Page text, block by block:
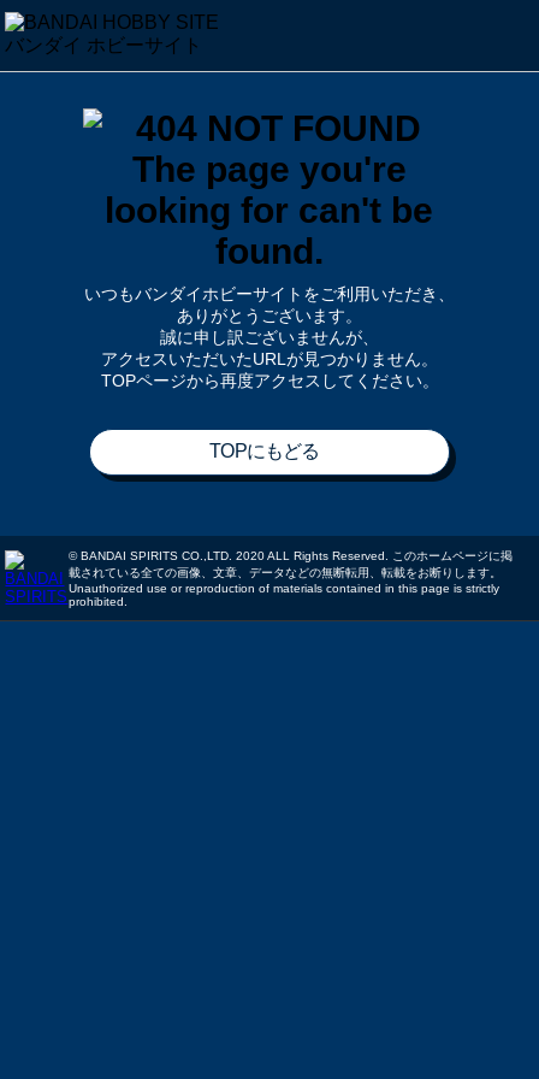
いつもバンダイホビーサイトをご利用いただき、
ありがとうございます。
誠に申し訳ございませんが、
アクセスいただいたURLが見つかりません。
TOPページから再度アクセスしてください。
TOPにもどる
© BANDAI SPIRITS CO.,LTD. 2020 ALL Rights Reserved. このホームページに掲
載されている全ての画像、文章、データなどの無断転用、転載をお断りします。
Unauthorized use or reproduction of materials contained in this page is strictly
prohibited.